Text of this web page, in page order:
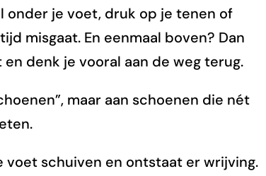
onder je voet, druk op je tenen of
misgaat. En eenmaal boven? Dan
denk je vooral aan de weg terug.
maar aan schoenen die nét
voet schuiven en ontstaat er wrijving.